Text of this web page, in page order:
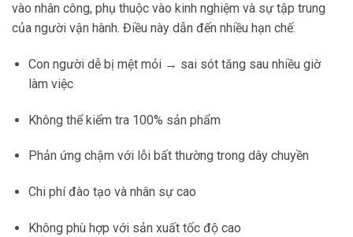
vào nhân công, phụ thuộc vào kinh nghiệm và sự tập trung
của người vận hành. Điều này dẫn đến nhiều hạn chế:
Con người dễ bị mệt mỏi → sai sót tăng sau nhiều giờ
làm việc
Không thể kiểm tra 100% sản phẩm
Phản ứng chậm với lỗi bất thường trong dây chuyền
Chi phí đào tạo và nhân sự cao
Không phù hợp với sản xuất tốc độ cao